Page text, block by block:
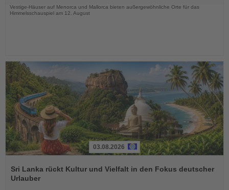
Vestige-Häuser auf Menorca und Mallorca bieten außergewöhnliche Orte für das
Himmelsschauspiel am 12. August
Sie
die
03.08.2026
Sri Lanka rückt Kultur und Vielfalt in den Fokus deutscher
Urlauber